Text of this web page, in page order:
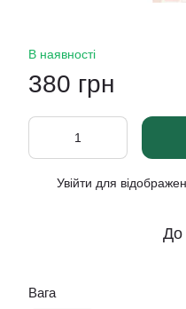
В наявності
380 грн
Увійти для
До
Вага